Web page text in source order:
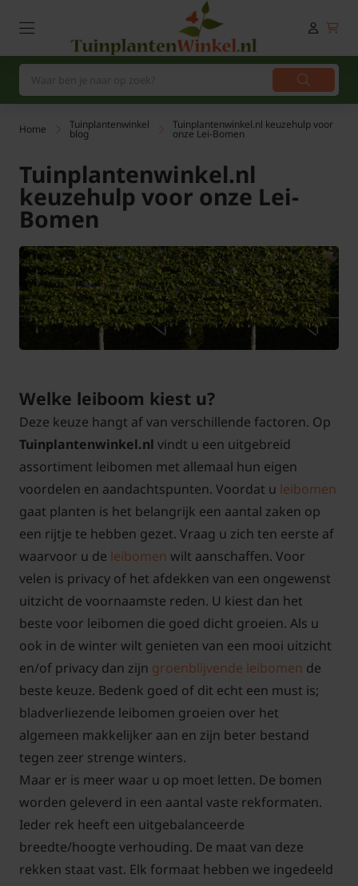
Home Tuinplantenwinkel
blog
Tuinplantenwinkel.nl keuzehulp voor
onze Lei-Bomen
Tuinplantenwinkel.nl
keuzehulp voor onze Lei-
Bomen
Welke leiboom kiest u?
Deze keuze hangt af van verschillende factoren. Op
Tuinplantenwinkel.nl vindt u een uitgebreid
assortiment leibomen met allemaal hun eigen
voordelen en aandachtspunten. Voordat u leibomen
gaat planten is het belangrijk een aantal zaken op
een rijtje te hebben gezet. Vraag u zich ten eerste af
waarvoor u de leibomen wilt aanschaffen. Voor
velen is privacy of het afdekken van een ongewenst
uitzicht de voornaamste reden. U kiest dan het
beste voor leibomen die goed dicht groeien. Als u
ook in de winter wilt genieten van een mooi uitzicht
en/of privacy dan zijn groenblijvende leibomen de
beste keuze. Bedenk goed of dit echt een must is;
bladverliezende leibomen groeien over het
algemeen makkelijker aan en zijn beter bestand
tegen zeer strenge winters.
Maar er is meer waar u op moet letten. De bomen
worden geleverd in een aantal vaste rekformaten.
Ieder rek heeft een uitgebalanceerde
breedte/hoogte verhouding. De maat van deze
rekken staat vast. Elk formaat hebben we ingedeeld